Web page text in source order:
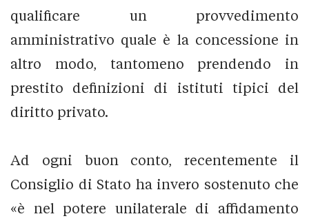
qualificare un provvedimento
amministrativo quale è la concessione in
altro modo, tantomeno prendendo in
prestito definizioni di istituti tipici del
diritto privato.
Ad ogni buon conto, recentemente il
Consiglio di Stato ha invero sostenuto che
«è nel potere unilaterale di affidamento